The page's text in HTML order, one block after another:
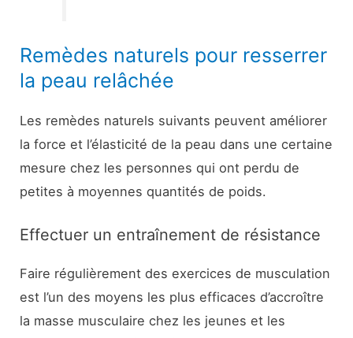
Remèdes naturels pour resserrer
la peau relâchée
Les remèdes naturels suivants peuvent améliorer
la force et l’élasticité de la peau dans une certaine
mesure chez les personnes qui ont perdu de
petites à moyennes quantités de poids.
Effectuer un entraînement de résistance
Faire régulièrement des exercices de musculation
est l’un des moyens les plus efficaces d’accroître
la masse musculaire chez les jeunes et les